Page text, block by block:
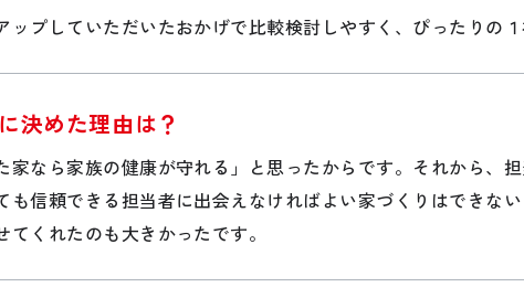
プしていただいたおかげで比較検討しやすく、ぴったりの１
決めた理由は？
なら家族の健康が守れる」と思ったからです。それから、
信頼できる担当者に出会えなければよい家づくりはできな
てくれたのも大きかったです。